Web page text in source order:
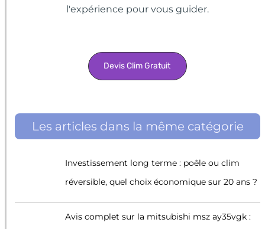
l'expérience pour vous guider.
Devis Clim Gratuit
Les articles dans la même catégorie
Investissement long terme : poêle ou clim
réversible, quel choix économique sur 20 ans ?
Avis complet sur la mitsubishi msz ay35vgk :